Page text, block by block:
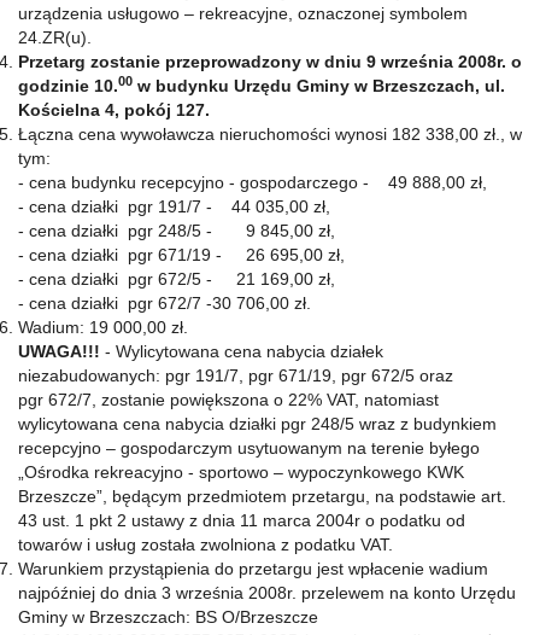
urządzenia usługowo – rekreacyjne, oznaczonej symbolem
24.ZR(u).
Przetarg zostanie przeprowadzony w dniu 9 września 2008r. o
godzinie 10.00 w budynku Urzędu Gminy w Brzeszczach, ul.
Kościelna 4, pokój 127.
Łączna cena wywoławcza nieruchomości wynosi 182 338,00 zł., w
tym:
- cena budynku recepcyjno - gospodarczego - 49 888,00 zł,
- cena działki pgr 191/7 - 44 035,00 zł,
- cena działki pgr 248/5 - 9 845,00 zł,
- cena działki pgr 671/19 - 26 695,00 zł,
- cena działki pgr 672/5 - 21 169,00 zł,
- cena działki pgr 672/7 -30 706,00 zł.
Wadium: 19 000,00 zł.
UWAGA!!! - Wylicytowana cena nabycia działek
niezabudowanych: pgr 191/7, pgr 671/19, pgr 672/5 oraz
pgr 672/7, zostanie powiększona o 22% VAT, natomiast
wylicytowana cena nabycia działki pgr 248/5 wraz z budynkiem
recepcyjno – gospodarczym usytuowanym na terenie byłego
„Ośrodka rekreacyjno - sportowo – wypoczynkowego KWK
Brzeszcze”, będącym przedmiotem przetargu, na podstawie art.
43 ust. 1 pkt 2 ustawy z dnia 11 marca 2004r o podatku od
towarów i usług została zwolniona z podatku VAT.
Warunkiem przystąpienia do przetargu jest wpłacenie wadium
najpóźniej do dnia 3 września 2008r. przelewem na konto Urzędu
Gminy w Brzeszczach: BS O/Brzeszcze